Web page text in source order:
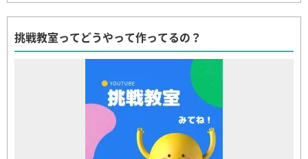
挑戦教室ってどうやって作ってるの？